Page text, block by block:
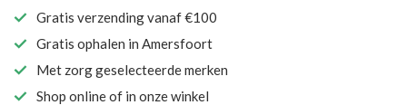
Gratis verzending vanaf €100
Gratis ophalen in Amersfoort
Met zorg geselecteerde merken
Shop online of in onze winkel